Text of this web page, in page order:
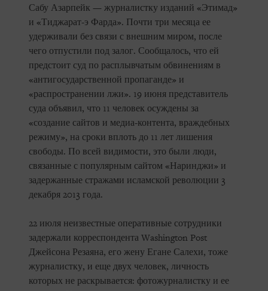
Сабу Азарпейк — журналистку изданий «Этимад»
и «Тиджарат-э Фарда». Почти три месяца ее
удерживали без связи с внешним миром, после
чего отпустили под залог. Сообщалось, что ей
предстоит суд по расплывчатым обвинениям в
«антигосударственной пропаганде» и
«распространении лжи». 19 июня представитель
суда объявил, что 11 человек осуждены за
«создание сайтов и медиа-контента, враждебных
режиму», на сроки вплоть до 11 лет лишения
свободы. По всей видимости, это были люди,
связанные с популярным сайтом «Наринджи» и
задержанные стражами исламской революции 3
декабря 2013 года.
22 июля неизвестные оперативные сотрудники
задержали корреспондента Washington Post
Джейсона Резаяна, его жену Егане Салехи, тоже
журналистку, и еще двух человек, личность
которых не раскрывается: фотожурналистку и ее